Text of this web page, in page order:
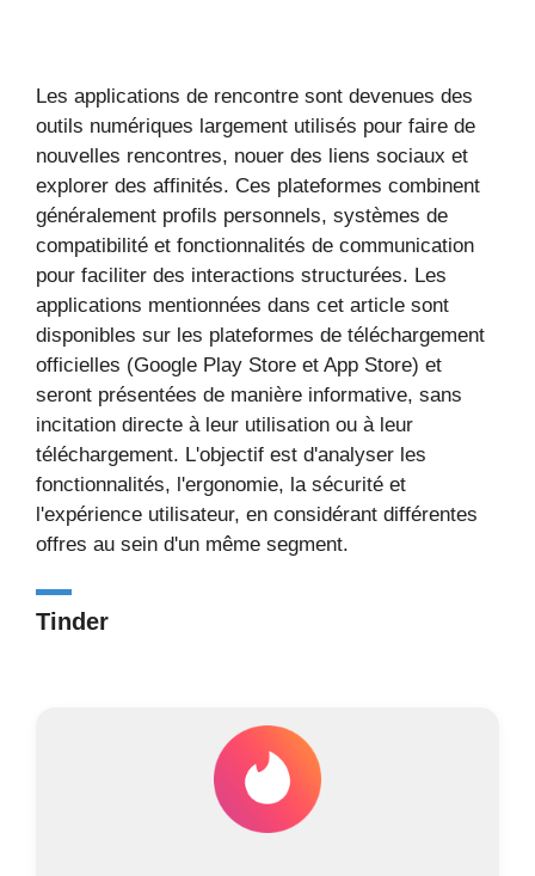
Les applications de rencontre sont devenues des
outils numériques largement utilisés pour faire de
nouvelles rencontres, nouer des liens sociaux et
explorer des affinités. Ces plateformes combinent
généralement profils personnels, systèmes de
compatibilité et fonctionnalités de communication
pour faciliter des interactions structurées. Les
applications mentionnées dans cet article sont
disponibles sur les plateformes de téléchargement
officielles (Google Play Store et App Store) et
seront présentées de manière informative, sans
incitation directe à leur utilisation ou à leur
téléchargement. L'objectif est d'analyser les
fonctionnalités, l'ergonomie, la sécurité et
l'expérience utilisateur, en considérant différentes
offres au sein d'un même segment.
Tinder